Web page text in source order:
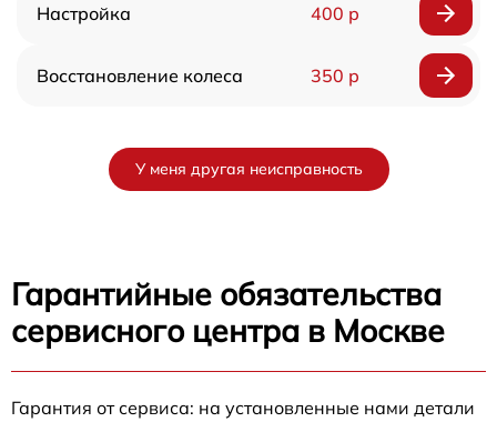
Настройка 400 р
Восстановление колеса 350 р
У меня другая неисправность
Гарантийные обязательства
сервисного центра в Москве
Гарантия от сервиса: на установленные нами детали